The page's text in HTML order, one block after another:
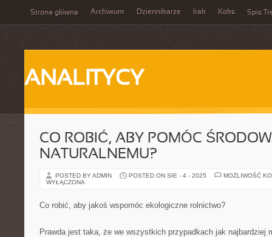
Strona główna Archiwum Dziennikarze Irak Koks Spis
ANALITYCY
CO ROBIĆ, ABY POMÓC
NATURALNEMU?
POSTED BY ADMIN POSTED ON SIE - 4 - 2025
MOŻLIWOŚĆ
WYŁĄCZONA
Co robić, aby jakoś wspomóc ekologiczne rolnictwo?
Prawda jest taka, że we wszystkich przypadkach jak najbardziej